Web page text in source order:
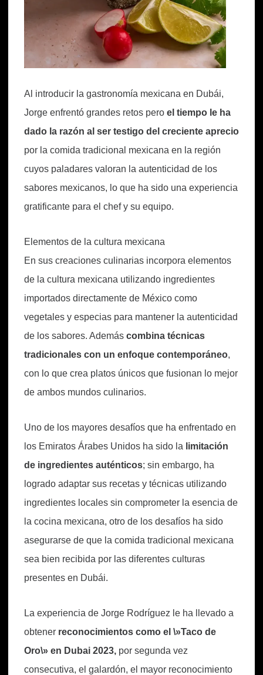
Al introducir la gastronomía mexicana en Dubái,
Jorge enfrentó grandes retos pero el tiempo le ha
dado la razón al ser testigo del creciente aprecio
por la comida tradicional mexicana en la región
cuyos paladares valoran la autenticidad de los
sabores mexicanos, lo que ha sido una experiencia
gratificante para el chef y su equipo.
Elementos de la cultura mexicana
En sus creaciones culinarias incorpora elementos
de la cultura mexicana utilizando ingredientes
importados directamente de México como
vegetales y especias para mantener la autenticidad
de los sabores. Además combina técnicas
tradicionales con un enfoque contemporáneo,
con lo que crea platos únicos que fusionan lo mejor
de ambos mundos culinarios.
Uno de los mayores desafíos que ha enfrentado en
los Emiratos Árabes Unidos ha sido la limitación
de ingredientes auténticos; sin embargo, ha
logrado adaptar sus recetas y técnicas utilizando
ingredientes locales sin comprometer la esencia de
la cocina mexicana, otro de los desafíos ha sido
asegurarse de que la comida tradicional mexicana
sea bien recibida por las diferentes culturas
presentes en Dubái.
La experiencia de Jorge Rodríguez le ha llevado a
obtener reconocimientos como el \»Taco de
Oro\» en Dubai 2023, por segunda vez
consecutiva, el galardón, el mayor reconocimiento